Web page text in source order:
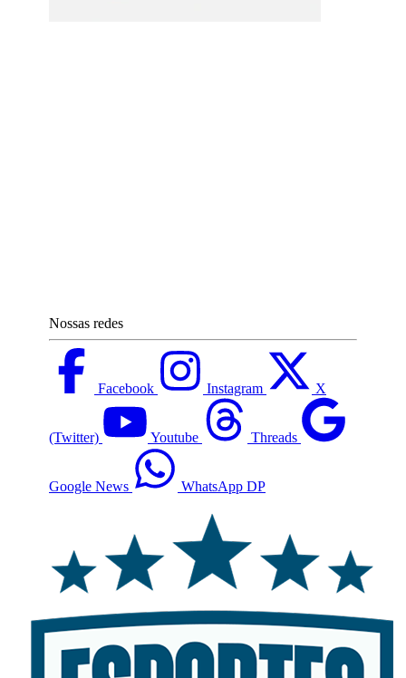
Nossas redes
Facebook Instagram X
(Twitter) Youtube Threads
Google News WhatsApp DP